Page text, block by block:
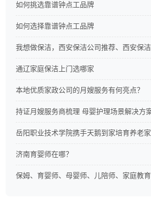
如何挑选靠谱钟点工品牌
如何选择靠谱钟点工品牌
我想做保洁，西安保洁公司推荐、西安保洁
通辽家庭保洁上门选哪家
本地优质家政公司的月嫂服务有何亮点？
持证月嫂服务商梳理 母婴护理场景解决方
岳阳职业技术学院携手天鹅到家培育养老
济南育婴师在哪？
保姆、育婴师、母婴师、儿陪师、家庭教